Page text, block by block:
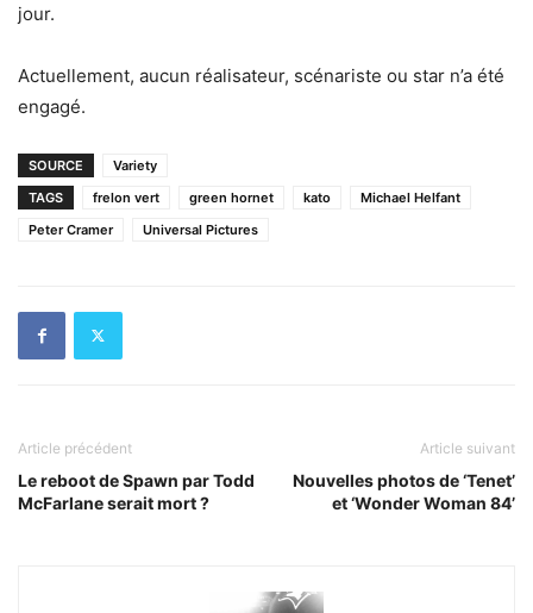
jour.
Actuellement, aucun réalisateur, scénariste ou star n’a été
engagé.
SOURCE
Variety
TAGS
frelon vert green hornet kato
Michael Helfant
Peter Cramer
Universal Pictures
Article précédent
Le reboot de Spawn par Todd
McFarlane serait mort ?
Article suivant
Nouvelles photos de ‘Tenet’
et ‘Wonder Woman 84’